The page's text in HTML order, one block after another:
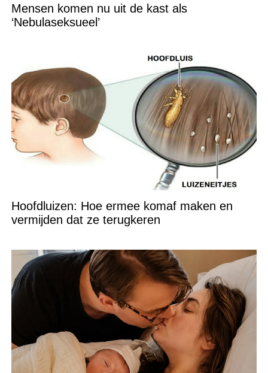
Mensen komen nu uit de kast als
‘Nebulaseksueel’
Hoofdluizen: Hoe ermee komaf maken en
vermijden dat ze terugkeren